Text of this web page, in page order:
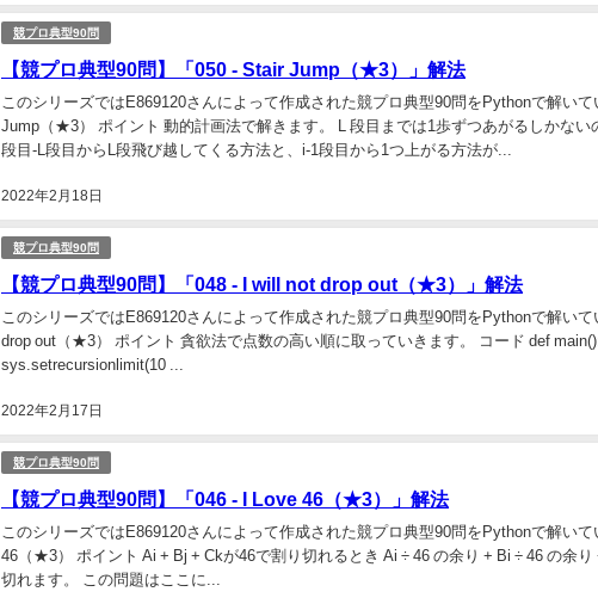
競プロ典型90問
【競プロ典型90問】「050 - Stair Jump（★3）」解法
2022年2月18日
このシリーズではE869120さんによって作成された競プロ典型90問をPythonで解いて
Jump（★3） ポイント 動的計画法で解きます。 L 段目までは1歩ずつあがるしかない
段目-L段目からL段飛び越してくる方法と、i-1段目から1つ上がる方法が...
競プロ典型90問
【競プロ典型90問】「048 - I will not drop out（★3）」解法
2022年2月17日
このシリーズではE869120さんによって作成された競プロ典型90問をPythonで解いて
drop out（★3） ポイント 貪欲法で点数の高い順に取っていきます。 コード def
sys.setrecursionlimit(10 ...
競プロ典型90問
【競プロ典型90問】「046 - I Love 46（★3）」解法
このシリーズではE869120さんによって作成された競プロ典型90問をPythonで解いて
46（★3） ポイント Ai + Bj + Ckが46で割り切れるとき Ai ÷ 46 の余り + Bi ÷ 46 の余り
切れます。 この問題はここに...